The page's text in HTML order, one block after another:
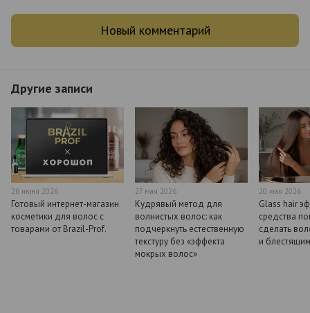
Новый комментарий
Другие записи
26 июня 2026
Готовый интернет-магазин
косметики для волос с
товарами от Brazil-Prof.
27 мая 2026
Кудрявый метод для
волнистых волос: как
подчеркнуть естественную
текстуру без «эффекта
мокрых волос»
20 мая 2026
Glass hair
средства
сделать
и